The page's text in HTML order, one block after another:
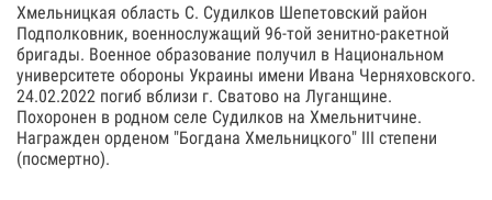
Хмельницкая область С. Судилков Шепетовский район
Подполковник, военнослужащий 96-той зенитно-ракетной
бригады. Военное образование получил в Национальном
университете обороны Украины имени Ивана Черняховского.
24.02.2022 погиб вблизи г. Сватово на Луганщине.
Похоронен в родном селе Судилков на Хмельнитчине.
Награжден орденом "Богдана Хмельницкого" III степени
(посмертно).